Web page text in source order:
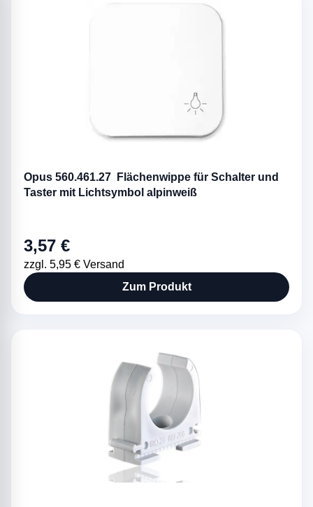
Opus 560.461.27 Flächenwippe für Schalter und
Taster mit Lichtsymbol alpinweiß
3,57 €
zzgl. 5,95 € Versand
Zum Produkt